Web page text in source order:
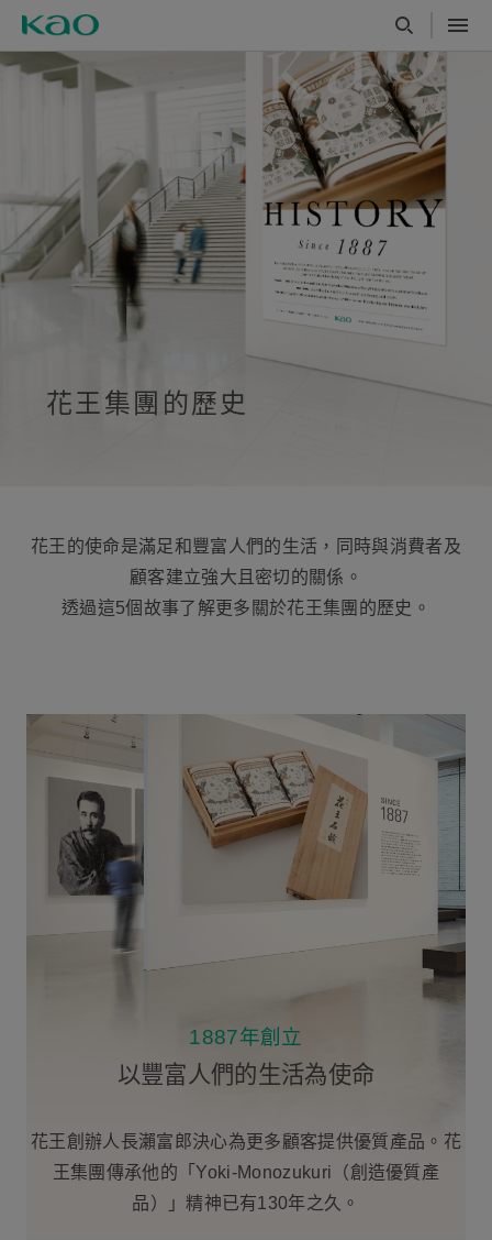
花王集團的歷史
花王的使命是滿足和豐富人們的生活，同時與消費者及
顧客建立強大且密切的關係。
透過這5個故事了解更多關於花王集團的歷史。
1887年創立
以豐富人們的生活為使命
花王創辦人長瀨富郎決心為更多顧客提供優質產品。花
王集團傳承他的「Yoki-Monozukuri（創造優質產
品）」精神已有130年之久。